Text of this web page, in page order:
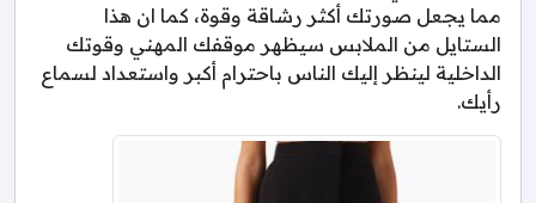
مما يجعل صورتك أكثر رشاقة وقوة، كما ان هذا
الستايل من الملابس سيظهر موقفك المهني وقوتك
الداخلية لينظر إليك الناس باحترام أكبر واستعداد لسماع
رأيك.